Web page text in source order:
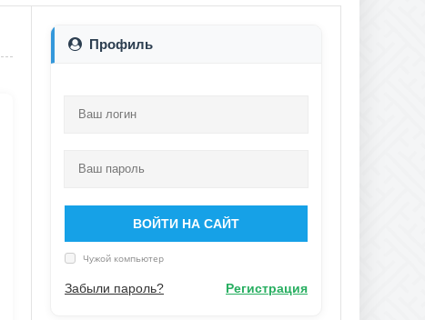
Профиль
ВОЙТИ НА САЙТ
Чужой компьютер
Забыли пароль? Регистрация